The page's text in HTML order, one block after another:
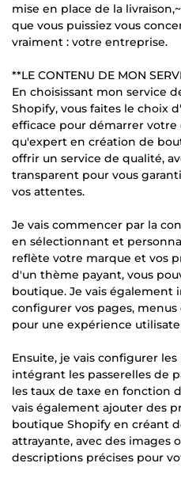
mise en place de la
que vous puissiez vous
vraiment : votre entreprise.
**LE CONTENU DE MON
En choisissant mon service
Shopify, vous faites le choix
efficace pour démarrer
qu'expert en création de
offrir un service de qualité,
transparent pour vous
vos attentes.
Je vais commencer par la
en sélectionnant et
reflète votre marque et vos
d'un thème payant, vous
boutique. Je vais également
configurer vos pages,
pour une expérience
Ensuite, je vais configurer
intégrant les passerelles de
les taux de taxe en fonction
vais également ajouter des
boutique Shopify en créant
attrayante, avec des images
descriptions précises pour